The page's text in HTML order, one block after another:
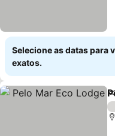
Selecione as datas para
exatos.